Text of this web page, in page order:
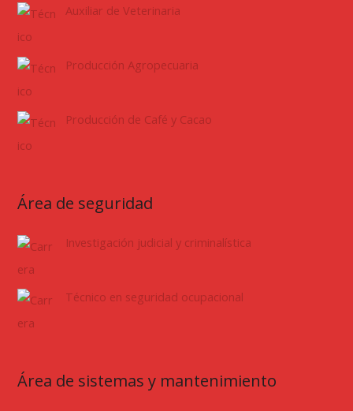
Auxiliar de Veterinaria
Producción Agropecuaria
Producción de Café y Cacao
Área de seguridad
Investigación judicial y criminalística
Técnico en seguridad ocupacional
Área de sistemas y mantenimiento